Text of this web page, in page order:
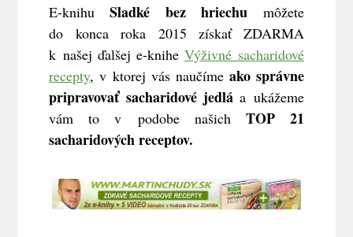
E-knihuSladké bez hriechu môžete
do konca roka 2015 získať ZDARMA
k našej ďalšej e-kniheVýživné sacharidové
recepty, v ktorej vás naučíme ako správne
pripravovať sacharidové jedlá a ukážeme
vám to v podobe našich TOP 21
sacharidových receptov.